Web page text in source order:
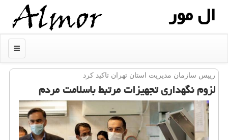
ال مور
منو
رییس سازمان مدیریت استان تهران تاكید كرد
لزوم نگهداری تجهیزات مرتبط باسلامت مردم